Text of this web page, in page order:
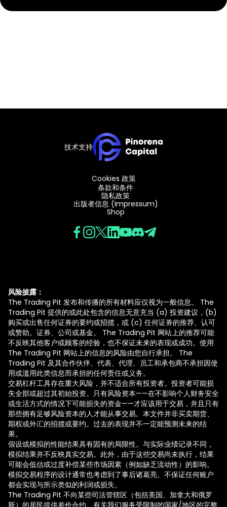
技术支持
Cookies 政策
条款和条件
隐私政策
出版者信息 (Impressum)
Shop
风险披露：
The Trading Pit 发布和传播的所有材料应仅视为一般信息。 The
Trading Pit 提供的或此处包含的信息无意充当 (a) 投资建议，(b)
购买或出售任何证券的要约或招揽，或 (c) 任何证券的推荐、认可
或赞助。证券、公司或基金。 The Trading Pit 网站上的推荐可能
不反映其他客户或顾客的经验，也不保证未来的表现或成功。使用
The Trading Pit 网站上的信息的风险由您自行承担。 The
Trading Pit 及其合作伙伴、代表、代理、员工和承包商不承担因使
用或滥用此类信息而承担的任何责任或义务。
交易杠杆工具存在重大风险，并不适合所有投资者。投资者可能损
失全部或超过其初始投资。只有风险资本——在不影响个人财务安全
或生活方式的情况下可能损失的资金——才应该用于交易，并且只有
那些拥有足够风险资本的人才能从事交易。本文件并非买卖期货、
期权或外汇的招揽或要约。过去的表现并不一定能预测未来的结
果。
假设或模拟的性能结果具有固有的局限性。与实际业绩记录不同，
模拟结果并不反映真实交易。此外，由于这些交易尚未执行，结果
可能会低估或过度补偿某些市场因素（例如缺乏流动性）的影响。
模拟交易程序的设计通常也考虑到了事后诸葛亮。不保证任何账户
都会实现与所示类似的利润或损失。
The Trading Pit 不向某些司法管辖区（包括美国、加拿大和俄罗
斯）的居民提供差价合约。有关我们服务受限制的国家/地区的完整